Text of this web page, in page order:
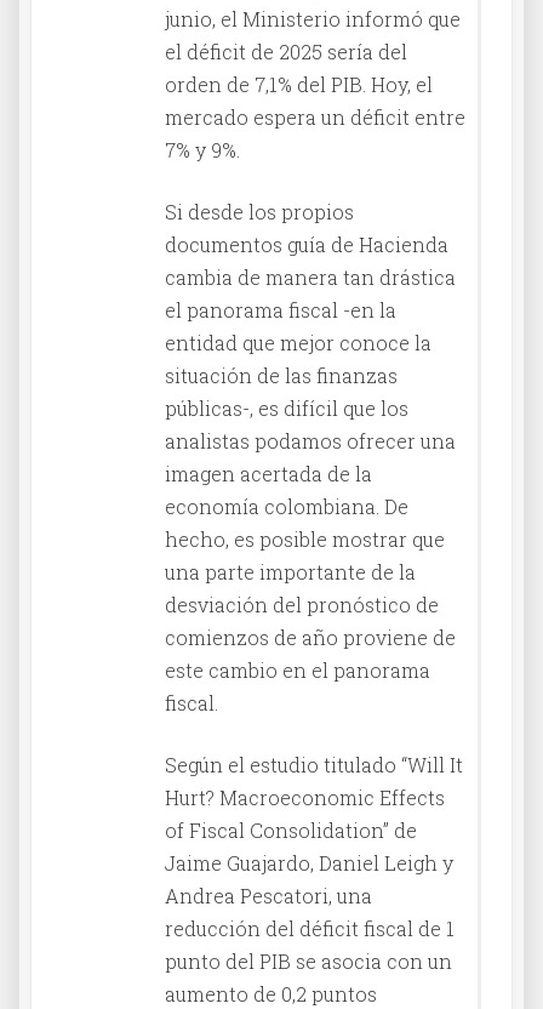
junio, el Ministerio informó que
el déficit de 2025 sería del
orden de 7,1% del PIB. Hoy, el
mercado espera un déficit entre
7% y 9%.
Si desde los propios
documentos guía de Hacienda
cambia de manera tan drástica
el panorama fiscal -en la
entidad que mejor conoce la
situación de las finanzas
públicas-, es difícil que los
analistas podamos ofrecer una
imagen acertada de la
economía colombiana. De
hecho, es posible mostrar que
una parte importante de la
desviación del pronóstico de
comienzos de año proviene de
este cambio en el panorama
fiscal.
Según el estudio titulado “Will It
Hurt? Macroeconomic Effects
of Fiscal Consolidation” de
Jaime Guajardo, Daniel Leigh y
Andrea Pescatori, una
reducción del déficit fiscal de 1
punto del PIB se asocia con un
aumento de 0,2 puntos